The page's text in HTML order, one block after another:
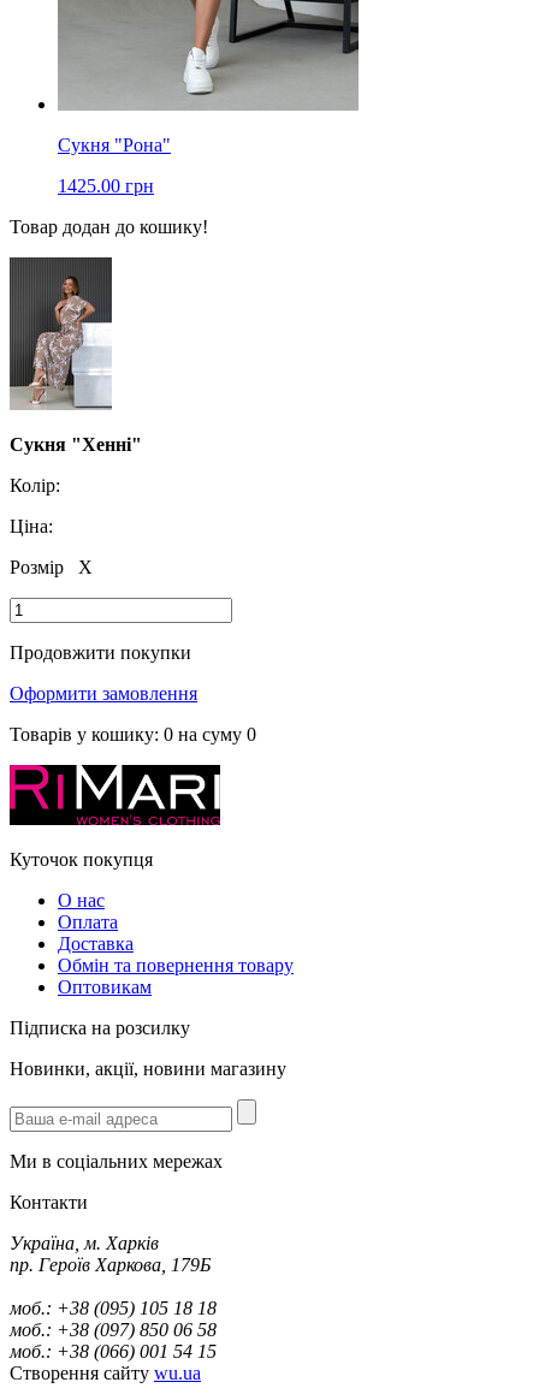
Сукня "Рона"
1425.00 грн
Товар додан до кошику!
Сукня "Хенні"
Колір:
Ціна:
Розмір
X
Продовжити покупки
Оформити замовлення
Товарів у кошику: 0 на суму 0
Куточок покупця
О нас
Оплата
Доставка
Обмін та повернення товару
Оптовикам
Підписка на розсилку
Новинки, акції, новини магазину
Ми в соціальних мережах
Контакти
Україна, м. Харків
пр. Героїв Харкова, 179Б
моб.: +38 (095) 105 18 18
моб.: +38 (097) 850 06 58
моб.: +38 (066) 001 54 15
Створення сайту wu.ua